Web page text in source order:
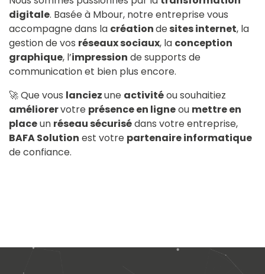
digitale. Basée à Mbour, notre entreprise vous
accompagne dans la créationdesites internet, la
gestion de vos réseaux sociaux, la conception
graphique, l’impression de supports de
communication et bien plus encore.
🚀 Que vous lanciezune activitéou souhaitiez
améliorervotre présence en ligneou mettre en
placeun réseau sécurisédans votre entreprise,
BAFA Solution est votre partenaire informatique
de confiance.​